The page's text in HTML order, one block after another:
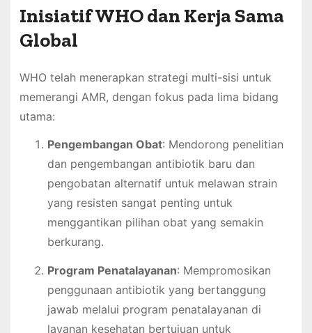
Inisiatif WHO dan Kerja Sama
Global
WHO telah menerapkan strategi multi-sisi untuk
memerangi AMR, dengan fokus pada lima bidang
utama:
Pengembangan Obat: Mendorong penelitian
dan pengembangan antibiotik baru dan
pengobatan alternatif untuk melawan strain
yang resisten sangat penting untuk
menggantikan pilihan obat yang semakin
berkurang.
Program Penatalayanan: Mempromosikan
penggunaan antibiotik yang bertanggung
jawab melalui program penatalayanan di
layanan kesehatan bertujuan untuk